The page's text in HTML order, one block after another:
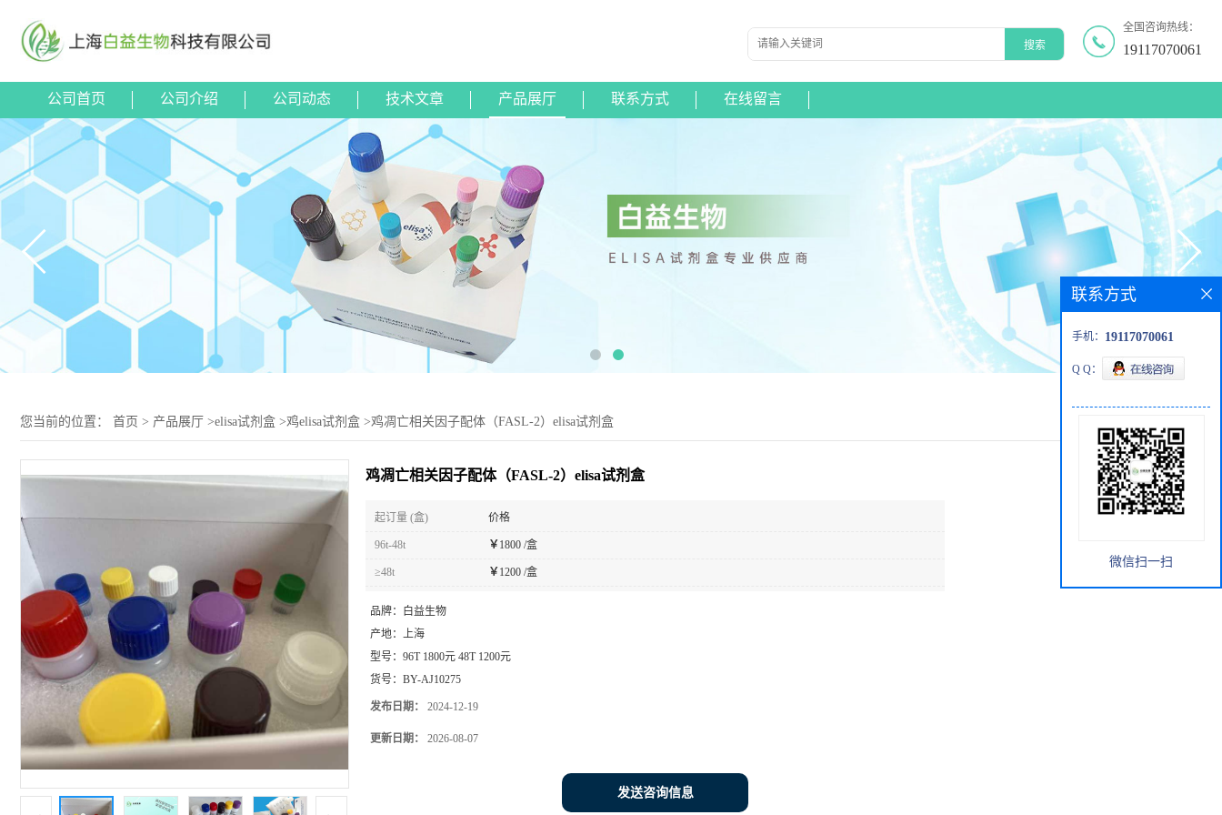
全国咨询热线：
19117070061
公司首页 公司介绍 公司动态 技术文章 产品展厅 联系方式 在线留言
您当前的位置： 首页 > 产品展厅 >elisa试剂盒 >鸡elisa试剂盒 >鸡凋亡相关因子配体（FASL-2）elisa试剂盒
鸡凋亡相关因子配体（FASL-2）elisa试剂盒
起订量 (盒) 价格
96t-48t ￥ 1800 /盒
≥48t ￥ 1200 /盒
品牌：
白益生物
产地： 上海
型号： 96T 1800元 48T 1200元
货号： BY-AJ10275
发布日期： 2024-12-19
更新日期： 2026-08-07
发送咨询信息
联系方式
手机： 19117070061
Q Q：
微信扫一扫